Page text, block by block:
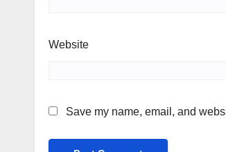
Website
Save my name, email, and